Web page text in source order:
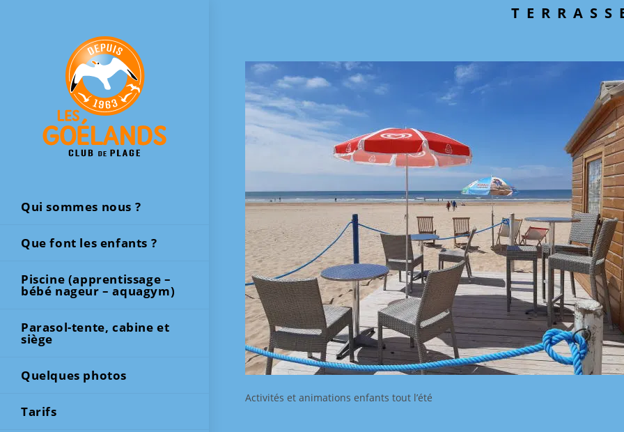
Qui sommes nous ?
Que font les enfants ?
Piscine (apprentissage –
bébé nageur – aquagym)
Parasol-tente, cabine et
siège
Quelques photos
Tarifs
Activités et animations enfants tout l’été